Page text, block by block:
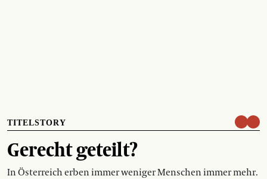
TITELSTORY
Gerecht geteilt?
In Österreich erben immer weniger Menschen immer mehr.